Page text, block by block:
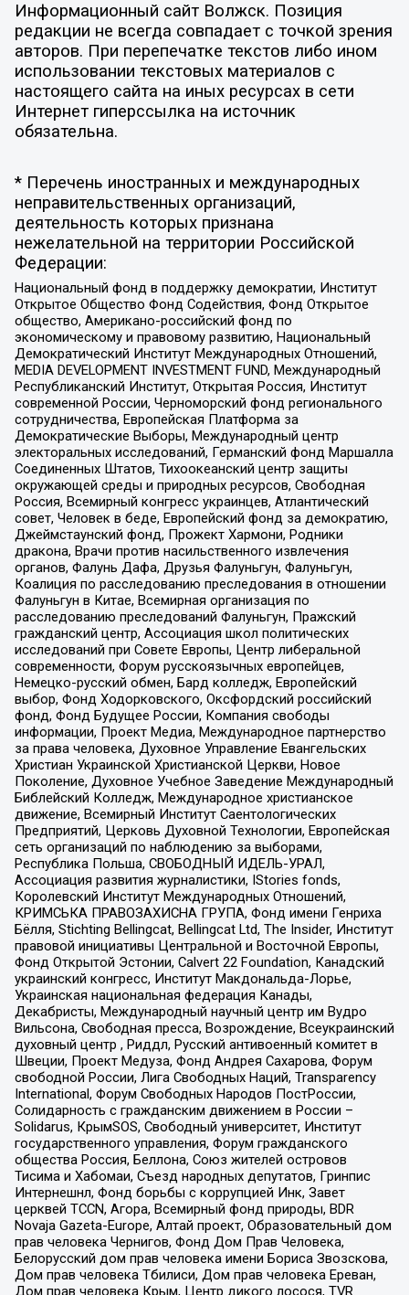
Информационный сайт Волжск. Позиция
редакции не всегда совпадает с точкой зрения
авторов. При перепечатке текстов либо ином
использовании текстовых материалов с
настоящего сайта на иных ресурсах в сети
Интернет гиперссылка на источник
обязательна.
* Перечень иностранных и международных
неправительственных организаций,
деятельность которых признана
нежелательной на территории Российской
Федерации:
Национальный фонд в поддержку демократии, Институт
Открытое Общество Фонд Содействия, Фонд Открытое
общество, Американо-российский фонд по
экономическому и правовому развитию, Национальный
Демократический Институт Международных Отношений,
MEDIA DEVELOPMENT INVESTMENT FUND, Международный
Республиканский Институт, Открытая Россия, Институт
современной России, Черноморский фонд регионального
сотрудничества, Европейская Платформа за
Демократические Выборы, Международный центр
электоральных исследований, Германский фонд Маршалла
Соединенных Штатов, Тихоокеанский центр защиты
окружающей среды и природных ресурсов, Свободная
Россия, Всемирный конгресс украинцев, Атлантический
совет, Человек в беде, Европейский фонд за демократию,
Джеймстаунский фонд, Прожект Хармони, Родники
дракона, Врачи против насильственного извлечения
органов, Фалунь Дафа, Друзья Фалуньгун, Фалуньгун,
Коалиция по расследованию преследования в отношении
Фалуньгун в Китае, Всемирная организация по
расследованию преследований Фалуньгун, Пражский
гражданский центр, Ассоциация школ политических
исследований при Совете Европы, Центр либеральной
современности, Форум русскоязычных европейцев,
Немецко-русский обмен, Бард колледж, Европейский
выбор, Фонд Ходорковского, Оксфордский российский
фонд, Фонд Будущее России, Компания свободы
информации, Проект Медиа, Международное партнерство
за права человека, Духовное Управление Евангельских
Христиан Украинской Христианской Церкви, Новое
Поколение, Духовное Учебное Заведение Международный
Библейский Колледж, Международное христианское
движение, Всемирный Институт Саентологических
Предприятий, Церковь Духовной Технологии, Европейская
сеть организаций по наблюдению за выборами,
Республика Польша, СВОБОДНЫЙ ИДЕЛЬ-УРАЛ,
Ассоциация развития журналистики, IStories fonds,
Королевский Институт Международных Отношений,
КРИМСЬКА ПРАВОЗАХИСНА ГРУПА, Фонд имени Генриха
Бёлля, Stichting Bellingcat, Bellingcat Ltd, The Insider, Институт
правовой инициативы Центральной и Восточной Европы,
Фонд Открытой Эстонии, Calvert 22 Foundation, Канадский
украинский конгресс, Институт Макдональда-Лорье,
Украинская национальная федерация Канады,
Декабристы, Международный научный центр им Вудро
Вильсона, Свободная пресса, Возрождение, Всеукраинский
духовный центр , Риддл, Русский антивоенный комитет в
Швеции, Проект Медуза, Фонд Андрея Сахарова, Форум
свободной России, Лига Свободных Наций, Transparеncy
International, Форум Свободных Народов ПостРоссии,
Солидарность с гражданским движением в России –
Solidarus, КрымSOS, Свободный университет, Институт
государственного управления, Форум гражданского
общества Россия, Беллона, Союз жителей островов
Тисима и Хабомаи, Съезд народных депутатов, Гринпис
Интернешнл, Фонд борьбы с коррупцией Инк, Завет
церквей TCCN, Агора, Всемирный фонд природы, BDR
Novaja Gazeta-Europe, Алтай проект, Образовательный дом
прав человека Чернигов, Фонд Дом Прав Человека,
Белорусский дом прав человека имени Бориса Звозскова,
Дом прав человека Тбилиси, Дом прав человека Ереван,
Дом прав человека Крым, Центр дикого лосося, TVR